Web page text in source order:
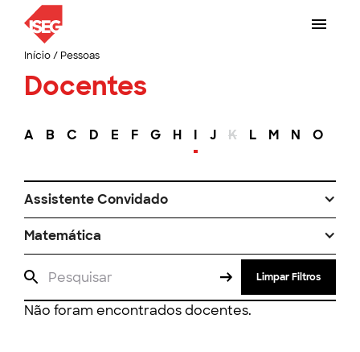
Início/ Pessoas
Docentes
A B C D E F G H I J K L M N O
Assistente Convidado
Matemática
Limpar Filtros
Não foram encontrados docentes.